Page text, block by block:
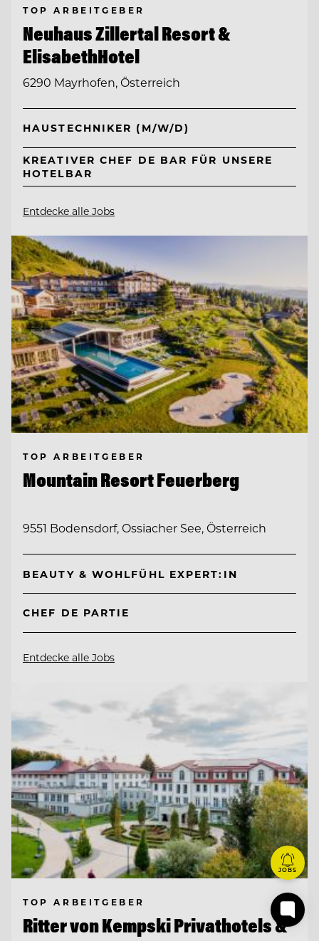
TOP ARBEITGEBER
Neuhaus Zillertal Resort &
ElisabethHotel
6290 Mayrhofen, Österreich
HAUSTECHNIKER (M/W/D)
KREATIVER CHEF DE BAR FÜR UNSERE
HOTELBAR
Entdecke alle Jobs
TOP ARBEITGEBER
Mountain Resort Feuerberg
9551 Bodensdorf, Ossiacher See, Österreich
BEAUTY & WOHLFÜHL EXPERT:IN
CHEF DE PARTIE
Entdecke alle Jobs
TOP ARBEITGEBER
Ritter von Kempski Privathotels &
JOBS